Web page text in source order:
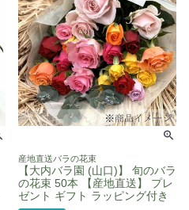
産地直送バラの花束
【大内バラ園 (山口)】 旬のバラ
の花束 50本 【産地直送】 プレ
ゼント ギフト ラッピング付き